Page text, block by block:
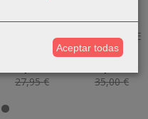
Adidas
Altaswim 2.0 I
27,95 €
Adidas
Runfalcon 5 EL
I...
35,00 €
Aceptar todas